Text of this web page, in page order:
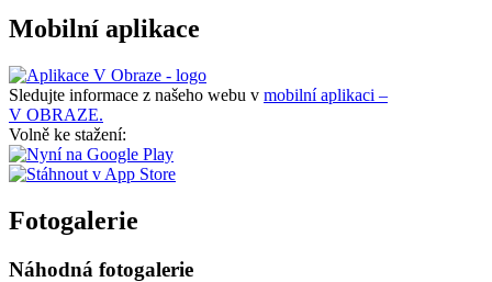
Mobilní aplikace
Sledujte informace z našeho webu v mobilní aplikaci –
V OBRAZE.
Volně ke stažení:
Fotogalerie
Náhodná fotogalerie